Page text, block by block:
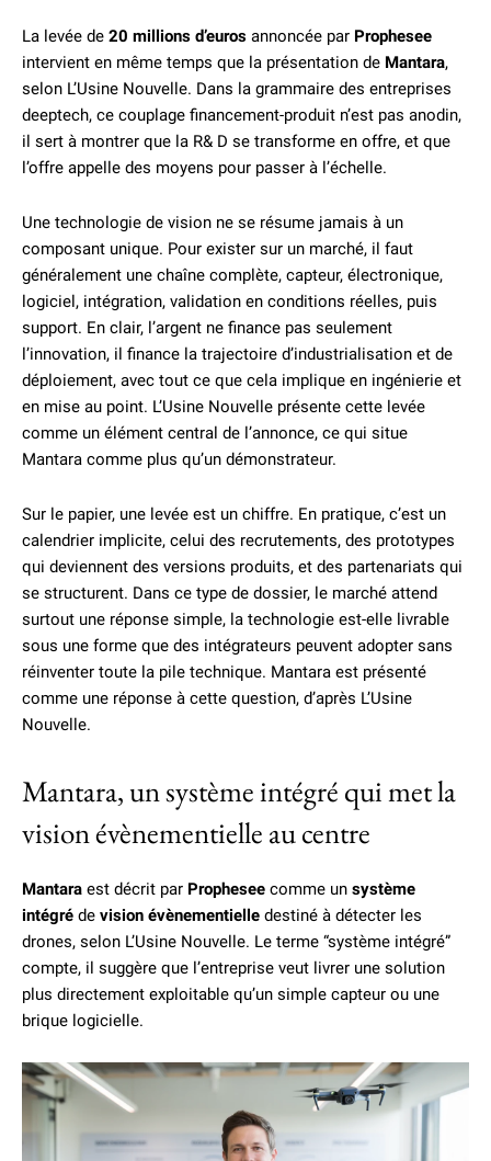
La levée de 20 millions d’euros annoncée par Prophesee
intervient en même temps que la présentation de Mantara,
selon L’Usine Nouvelle. Dans la grammaire des entreprises
deeptech, ce couplage financement-produit n’est pas anodin,
il sert à montrer que la R& D se transforme en offre, et que
l’offre appelle des moyens pour passer à l’échelle.
Une technologie de vision ne se résume jamais à un
composant unique. Pour exister sur un marché, il faut
généralement une chaîne complète, capteur, électronique,
logiciel, intégration, validation en conditions réelles, puis
support. En clair, l’argent ne finance pas seulement
l’innovation, il finance la trajectoire d’industrialisation et de
déploiement, avec tout ce que cela implique en ingénierie et
en mise au point. L’Usine Nouvelle présente cette levée
comme un élément central de l’annonce, ce qui situe
Mantara comme plus qu’un démonstrateur.
Sur le papier, une levée est un chiffre. En pratique, c’est un
calendrier implicite, celui des recrutements, des prototypes
qui deviennent des versions produits, et des partenariats qui
se structurent. Dans ce type de dossier, le marché attend
surtout une réponse simple, la technologie est-elle livrable
sous une forme que des intégrateurs peuvent adopter sans
réinventer toute la pile technique. Mantara est présenté
comme une réponse à cette question, d’après L’Usine
Nouvelle.
Mantara, un système intégré qui met la
vision évènementielle au centre
Mantara est décrit par Prophesee comme un système
intégré de vision évènementielle destiné à détecter les
drones, selon L’Usine Nouvelle. Le terme “système intégré”
compte, il suggère que l’entreprise veut livrer une solution
plus directement exploitable qu’un simple capteur ou une
brique logicielle.